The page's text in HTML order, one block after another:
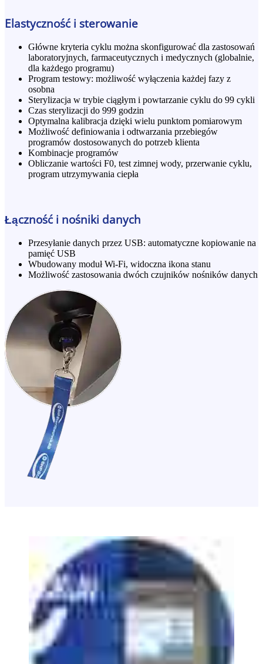
Elastyczność i sterowanie
Główne kryteria cyklu można skonfigurować dla zastosowań
laboratoryjnych, farmaceutycznych i medycznych (globalnie,
dla każdego programu)
Program testowy: możliwość wyłączenia każdej fazy z
osobna
Sterylizacja w trybie ciągłym i powtarzanie cyklu do 99 cykli
Czas sterylizacji do 999 godzin
Optymalna kalibracja dzięki wielu punktom pomiarowym
Możliwość definiowania i odtwarzania przebiegów
programów dostosowanych do potrzeb klienta
Kombinacje programów
Obliczanie wartości F0, test zimnej wody, przerwanie cyklu,
program utrzymywania ciepła
Łączność i nośniki danych
Przesyłanie danych przez USB: automatyczne kopiowanie na
pamięć USB
Wbudowany moduł Wi-Fi, widoczna ikona stanu
Możliwość zastosowania dwóch czujników nośników danych